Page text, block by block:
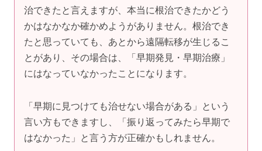
治できたと言えますが、本当に根治できたかどう
かはなかなか確かめようがありません。根治でき
たと思っていても、あとから遠隔転移が生じるこ
とがあり、その場合は、「早期発見・早期治療」
にはなっていなかったことになります。
「早期に見つけても治せない場合がある」という
言い方もできますし、「振り返ってみたら早期で
はなかった」と言う方が正確かもしれません。